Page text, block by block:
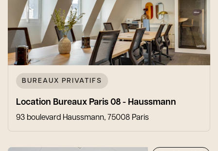
BUREAUX PRIVATIFS
Location Bureaux Paris 08 - Haussmann
93 boulevard Haussmann, 75008 Paris